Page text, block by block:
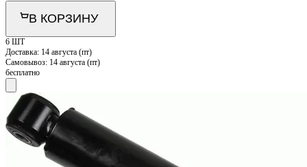
В КОРЗИНУ
6 ШТ
Доставка: 14 августа (пт)
Самовывоз: 14 августа (пт)
бесплатно